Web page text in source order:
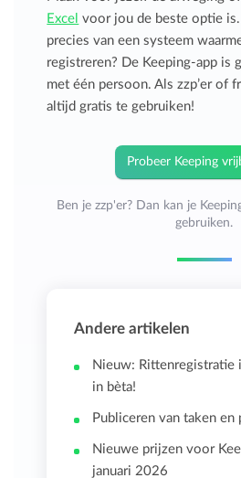
Excel voor jou de beste optie
precies van een systeem
registreren? De Keeping-app is
met één persoon. Als zzp’er of
altijd gratis te gebruiken!
Probeer Keeping
Ben je zzp'er? Dan kan je
gebruiken.
Andere artikelen
Nieuw: Rittenregistratie
in bèta!
Publiceren van taken en
Nieuwe prijzen voor
januari 2026